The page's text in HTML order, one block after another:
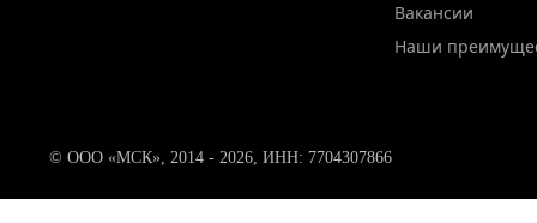
Вакансии
Наши
© ООО «МСК», 2014 - 2026, ИНН: 7704307866